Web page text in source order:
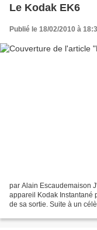
Le Kodak EK6
Publié le 18/02/2010 à
par Alain Escaudemaison
appareil Kodak Instantané
de sa sortie. Suite à un